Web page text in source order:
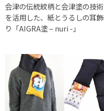
会津の伝統紋柄と会津塗の技術
を活用した、紙とうるしの耳飾
り「AIGRA塗 – nuri -」